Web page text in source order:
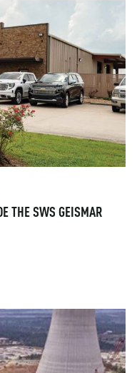
THE SWS GEISMAR